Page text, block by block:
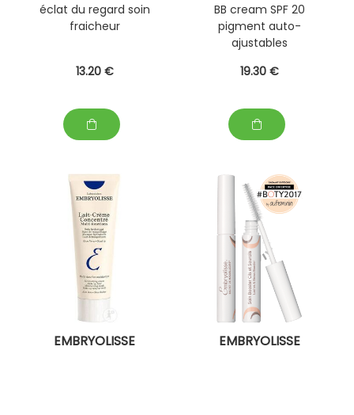
éclat du regard soin
fraicheur
13.20 €
BB cream SPF 20
pigment auto-
ajustables
19.30 €
EMBRYOLISSE EMBRYOLISSE